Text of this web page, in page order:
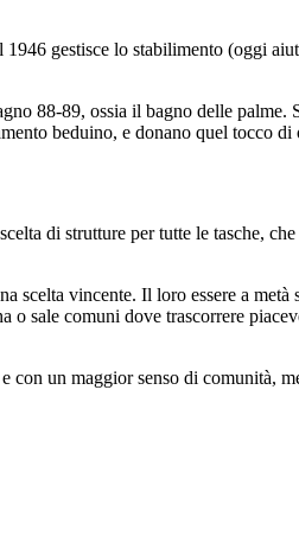
gestisce lo stabilimento (oggi
88-89, ossia il bagno delle palme.
beduino, e donano quel tocco
di strutture per tutte le tasche,
scelta vincente. Il loro essere a
sale comuni dove trascorrere
un maggior senso di comunità,